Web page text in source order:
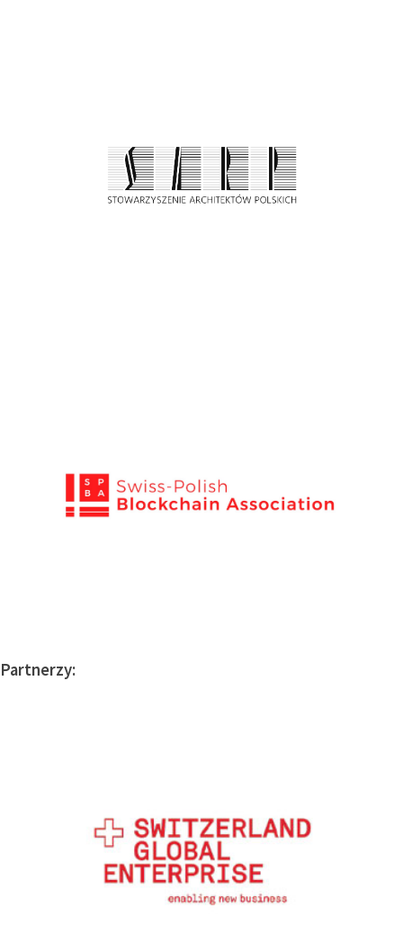
Partnerzy: